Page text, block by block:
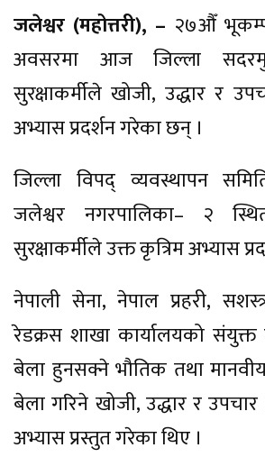
जलेश्वर (महोत्तरी), – २७औँ
अवसरमा आज जिल्ला
सुरक्षाकर्मीले खोजी, उद्धार र
अभ्यास प्रदर्शन गरेका छन् ।
जिल्ला विपद् व्यवस्थापन
जलेश्वर नगरपालिका– २
सुरक्षाकर्मीले उक्त कृत्रिम अभ्यास
नेपाली सेना, नेपाल प्रहरी,
रेडक्रस शाखा कार्यालयको
बेला हुनसक्ने भौतिक तथा मानवीय
बेला गरिने खोजी, उद्धार र उपचार
अभ्यास प्रस्तुत गरेका थिए ।